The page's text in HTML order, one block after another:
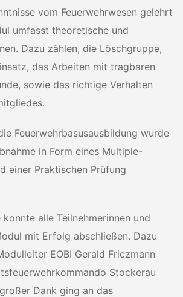
vom Feuerwehrwesen gelehrt
umfasst theoretische und
Dazu zählen, die Löschgruppe,
das Arbeiten mit tragbaren
sowie das richtige Verhalten
Feuerwehrbasusausbildung wurde
in Form eines Multiple-
einer Praktischen Prüfung
alle Teilnehmerinnen und
mit Erfolg abschließen. Dazu
EOBI Gerald Friczmann
Stockerau
Dank ging an das